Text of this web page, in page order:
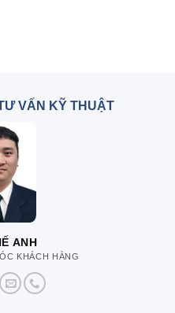
VẤN KỸ THUẬT
ANH
KHÁCH HÀNG